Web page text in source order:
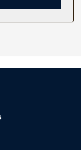
od 7:00 do 10:00